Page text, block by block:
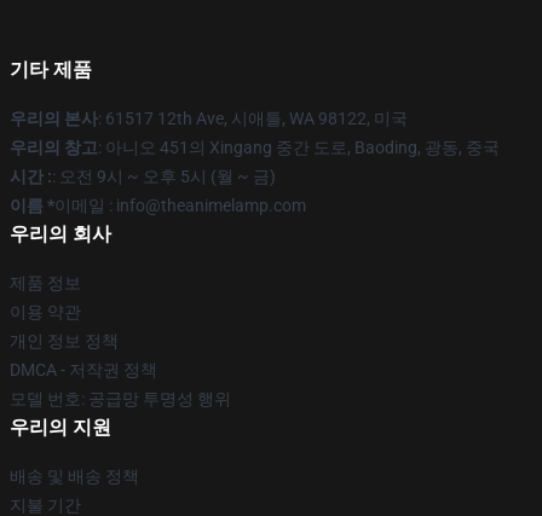
기타 제품
우리의 본사: 61517 12th Ave, 시애틀, WA 98122, 미국
우리의 창고: 아니오 451의 Xingang 중간 도로, Baoding, 광동, 중국
시간 :: 오전 9시 ~ 오후 5시 (월 ~ 금)
이름 *이메일 : info@theanimelamp.com
우리의 회사
제품 정보
이용 약관
개인 정보 정책
DMCA - 저작권 정책
모델 번호: 공급망 투명성 행위
우리의 지원
배송 및 배송 정책
지불 기간